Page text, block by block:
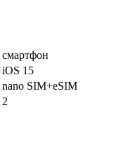
смартфон
iOS 15
nano SIM+eSIM
2